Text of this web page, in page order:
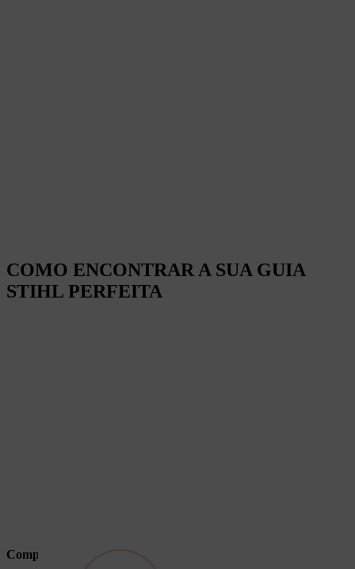
COMO ENCONTRAR A SUA GUIA
STIHL PERFEITA
Comprimento de guia